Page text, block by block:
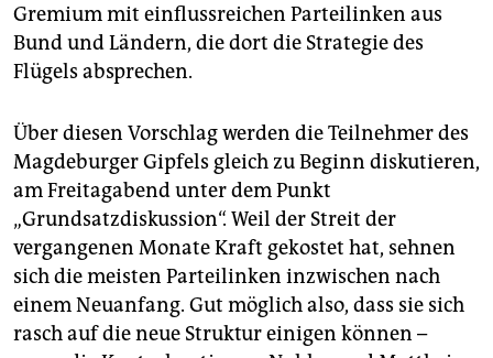
Gremium mit einflussreichen Parteilinken aus
Bund und Ländern, die dort die Strategie des
Flügels absprechen.
Über diesen Vorschlag werden die Teilnehmer des
Magdeburger Gipfels gleich zu Beginn diskutieren,
am Freitagabend unter dem Punkt
„Grundsatzdiskussion“. Weil der Streit der
vergangenen Monate Kraft gekostet hat, sehnen
sich die meisten Parteilinken inzwischen nach
einem Neuanfang. Gut möglich also, dass sie sich
rasch auf die neue Struktur einigen können –